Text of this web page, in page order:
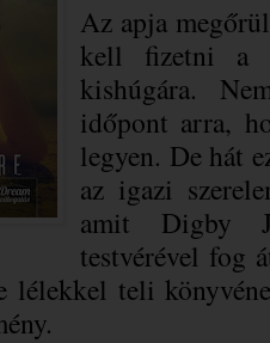
Az apja
kell fizetni a
kishúgára.
időpont arra,
legyen. De hát
az igazi
amit Digby
testvérével fog
lélekkel teli